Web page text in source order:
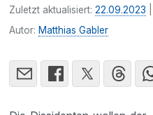
Zuletzt aktualisiert:22.09.2023
Autor: Matthias Gabler